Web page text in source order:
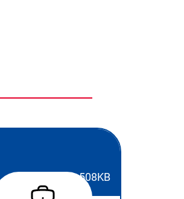
508KB